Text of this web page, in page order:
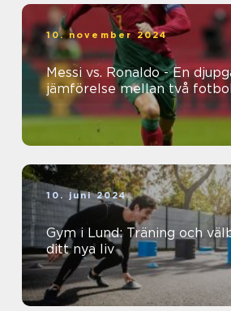
10. november 2024
Messi vs. Ronaldo - En
jämförelse mellan två
10. juni 2024
Gym i Lund: Träning och
ditt nya liv